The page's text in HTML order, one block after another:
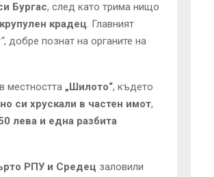
Бургас, след като трима нищо
крадец. Главният
, добре познат на органите на
местността „Шилото“, където
си хрускали в частен имот,
лева и една разбита
РПУ и Средец заловили